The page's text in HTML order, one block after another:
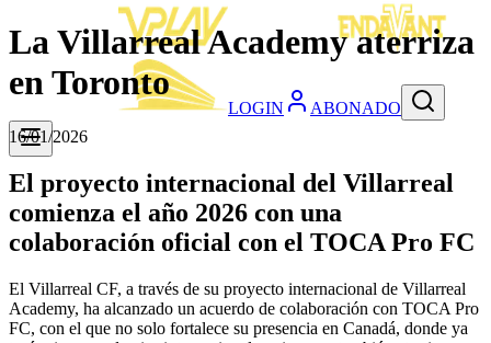
LOGIN ABONADO
La Villarreal Academy aterriza
en Toronto
16/01/2026
El proyecto internacional del Villarreal
comienza el año 2026 con una
colaboración oficial con el TOCA Pro FC
El Villarreal CF, a través de su proyecto internacional de Villarreal
Academy, ha alcanzado un acuerdo de colaboración con TOCA Pro
FC, con el que no solo fortalece su presencia en Canadá, donde ya